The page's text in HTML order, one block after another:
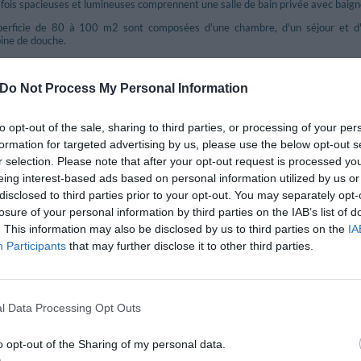
Do Not Process My Personal Information
opt-out of the sale, sharing to third parties, or processing of your
for targeted advertising by us, please use the below opt-out
selection. Please note that after your opt-out request is processed
interest-based ads based on personal information utilized by us
to third parties prior to your opt-out. You may separately
of your personal information by third parties on the IAB’s list of
This information may also be disclosed by us to third parties on the
Participants that may further disclose it to other third parties.
Data Processing Opt Outs
opt-out of the Sharing of my personal data.
spacieuses et lumineuses comprennent une salle de bain privée avec
de 80 à 100 m2 sont composées d'une chambre, d'un séjour et
de douche.
Double avec lits séparés, Double avec grand lit, Quadruple, Double
dans le prix
Animaux domestiques de petite taille
communs
Coffre-fort
bagages
Personnel multilingue
et Bar
sert d'excellentes spécialités locales ainsi que de savoureux mets
dîner en plein air sur la petite place située juste en face de l'hôtel.
servi au buffet. Il est composé de nombreux produits qui sauront satisfaire